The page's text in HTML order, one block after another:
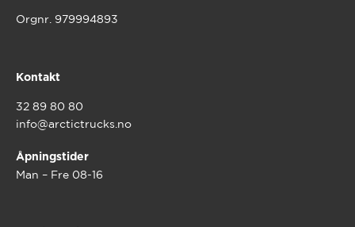
Orgnr. 979994893
Kontakt
32 89 80 80
info@arctictrucks.no
Åpningstider
Man – Fre 08-16